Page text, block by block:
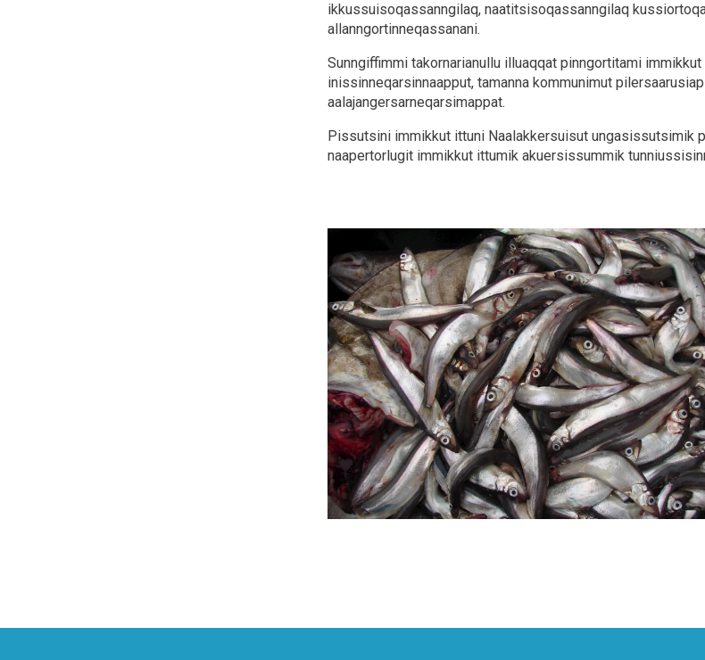
ikkussuisoqassanngilaq, naatitsisoqassanngilaq
allanngortinneqassanani.
Sunngiffimmi takornarianullu illuaqqat pinngortitami
inissinneqarsinnaapput, tamanna kommunimut
aalajangersarneqarsimappat.
Pissutsini immikkut ittuni Naalakkersuisut ungasissutsimik
naapertorlugit immikkut ittumik akuersissummik